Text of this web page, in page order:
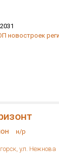
новостроек
н/р
ул. Нежнова